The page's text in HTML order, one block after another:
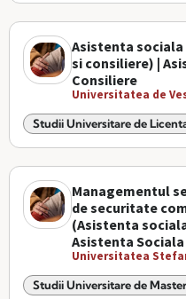
Asistenta
si consiliere) |
Consiliere
Universitatea de
Studii Universitare de
Managementul
de securitate
(Asistenta
Asistenta
Universitatea
Studii Universitare de Master